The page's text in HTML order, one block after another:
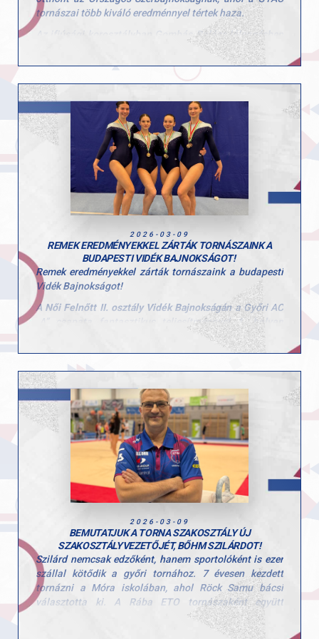
tornászai több kiváló eredménnyel tértek haza.
Az ifjúsági korosztályban Gombás Balázs lólengésben
a „Magyar Köztársaság Szerbajnoka” címet szerezte
meg. Emellett nyújton a 2., gyűrűn pedig a 4. helyen
A kadet mezőnyben Körmendi Zerind ugrásban lett a
„Magyar Köztársaság Szerbajnoka”. Talajon
ezüstérmet szerzett, korláton pedig a 4. helyen zárt.
hétvége eredményei jól mutatják a szakosztályban
zajló tudatos és következetes munkát, valamint a
versenyzők fejlődését.
Gratulálunk a sportolóknak és edzőiknek a
teljesítményhez. Hajrá GYAC!
2026-03-09
REMEK EREDMÉNYEKKEL ZÁRTÁK TORNÁSZAINK A
BUDAPESTI VIDÉK BAJNOKSÁGOT!
Remek eredményekkel zárták tornászaink a budapesti
Vidék Bajnokságot!
A Női Felnőtt II. osztály Vidék Bajnokságána Győri AC
„A” csapata fantasztikus teljesítménnyel1. helyen
5. helyet szerezte meg
Csapatbajnok (GYAC „A”):
Tóth-Prépost Petra, Linnert Noémi Anna, Zsédely
Rozália, Feix Dorka
GYAC „B” csapat (5. hely):
Birinyi Bodza, Csonka-Rajky Elizabet, Tamásy Alexa,
Szilágyi-Janó Polli
Az egyéni összetett versenyben is több szép helyezés
Bronzérem: Tóth-Prépost Petra
5. Linnert Noémi Anna
9. Zsédely Rozália
10. Szilágyi-Janó Polli
Szerenkénti döntőkben:
Aranyérem -Gerenda – Tóth-Prépost Petra
Ezüstérem - Gerenda – Feix Fruzsina
Bronérem - Talaj – Linnert Noémi Anna
Korlát – Szilágyi-Janó Polli
2026-03-09
BEMUTATJUK A TORNA SZAKOSZTÁLY ÚJ
SZAKOSZTÁLYVEZETŐJÉT, BŐHM SZILÁRDOT!
Szilárd nemcsak edzőként, hanem sportolóként is ezer
szállal kötődik a győri tornához. 7 évesen kezdett
tornázni a Móra iskolában, ahol Röck Samu bácsi
választotta ki. A Rába ETO tornászaként együtt
sportolt többek között Borkai Zsolttal és Csollány
Szilveszterrel, valamint egy csapatban edzett a